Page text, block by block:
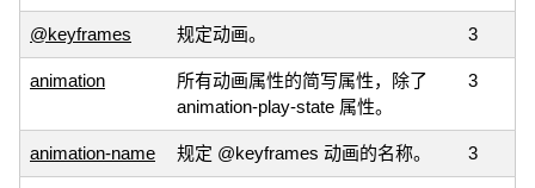
@keyframes 规定动画。 3
animation
所有动画属性的简写属性，除了
animation-play-state 属性。
3
animation-name 规定 @keyframes 动画的名称。 3